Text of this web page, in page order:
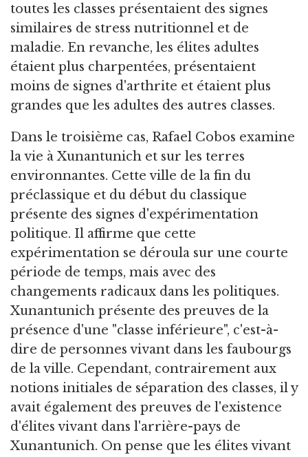
toutes les classes présentaient des signes
similaires de stress nutritionnel et de
maladie. En revanche, les élites adultes
étaient plus charpentées, présentaient
moins de signes d'arthrite et étaient plus
grandes que les adultes des autres classes.
Dans le troisième cas, Rafael Cobos examine
la vie à Xunantunich et sur les terres
environnantes. Cette ville de la fin du
préclassique et du début du classique
présente des signes d'expérimentation
politique. Il affirme que cette
expérimentation se déroula sur une courte
période de temps, mais avec des
changements radicaux dans les politiques.
Xunantunich présente des preuves de la
présence d'une "classe inférieure", c'est-à-
dire de personnes vivant dans les faubourgs
de la ville. Cependant, contrairement aux
notions initiales de séparation des classes, il y
avait également des preuves de l'existence
d'élites vivant dans l'arrière-pays de
Xunantunich. On pense que les élites vivant